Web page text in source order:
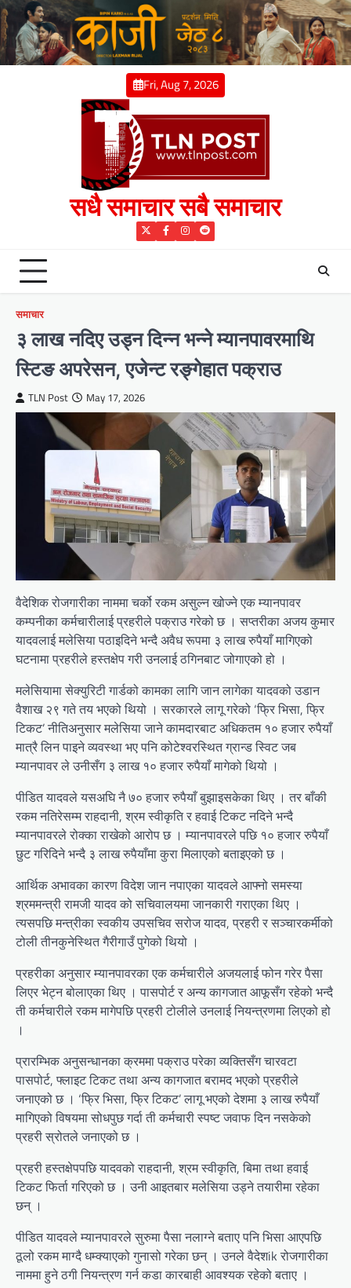
Skip
to
content
Fri, Aug 7, 2026
सधै समाचार सबै समाचार
TwitterFacebook
Instagram
Reddit
समाचार
३ लाख नदिए उड्न दिन्न भन्ने म्यानपावरमाथि
स्टिङ अपरेसन, एजेन्ट रङ्गेहात पक्राउ
TLN Post May 17, 2026
वैदेशिक रोजगारीका नाममा चर्को रकम असुल्न खोज्ने एक म्यानपावर
कम्पनीका कर्मचारीलाई प्रहरीले पक्राउ गरेको छ । सप्तरीका अजय कुमार
यादवलाई मलेसिया पठाइदिने भन्दै अवैध रूपमा ३ लाख रुपैयाँ मागिएको
घटनामा प्रहरीले हस्तक्षेप गरी उनलाई ठगिनबाट जोगाएको हो ।
मलेसियामा सेक्युरिटी गार्डको कामका लागि जान लागेका यादवको उडान
वैशाख २९ गते तय भएको थियो । सरकारले लागू गरेको ‘फ्रि भिसा, फ्रि
टिकट’ नीतिअनुसार मलेसिया जाने कामदारबाट अधिकतम १० हजार रुपैयाँ
मात्रै लिन पाइने व्यवस्था भए पनि कोटेश्वरस्थित ग्रान्ड स्विट जब
म्यानपावर ले उनीसँग ३ लाख १० हजार रुपैयाँ मागेको थियो ।
पीडित यादवले यसअघि नै ७० हजार रुपैयाँ बुझाइसकेका थिए । तर बाँकी
रकम नतिरेसम्म राहदानी, श्रम स्वीकृति र हवाई टिकट नदिने भन्दै
म्यानपावरले रोक्का राखेको आरोप छ । म्यानपावरले पछि १० हजार रुपैयाँ
छुट गरिदिने भन्दै ३ लाख रुपैयाँमा कुरा मिलाएको बताइएको छ ।
आर्थिक अभावका कारण विदेश जान नपाएका यादवले आफ्नो समस्या
श्रममन्त्री रामजी यादव को सचिवालयमा जानकारी गराएका थिए ।
त्यसपछि मन्त्रीका स्वकीय उपसचिव सरोज यादव, प्रहरी र सञ्चारकर्मीको
टोली तीनकुनेस्थित गैरीगाउँ पुगेको थियो ।
प्रहरीका अनुसार म्यानपावरका एक कर्मचारीले अजयलाई फोन गरेर पैसा
लिएर भेट्न बोलाएका थिए । पासपोर्ट र अन्य कागजात आफूसँग रहेको भन्दै
ती कर्मचारीले रकम मागेपछि प्रहरी टोलीले उनलाई नियन्त्रणमा लिएको हो
।
प्रारम्भिक अनुसन्धानका क्रममा पक्राउ परेका व्यक्तिसँग चारवटा
पासपोर्ट, फ्लाइट टिकट तथा अन्य कागजात बरामद भएको प्रहरीले
जनाएको छ । ‘फ्रि भिसा, फ्रि टिकट’ लागू भएको देशमा ३ लाख रुपैयाँ
मागिएको विषयमा सोधपुछ गर्दा ती कर्मचारी स्पष्ट जवाफ दिन नसकेको
प्रहरी स्रोतले जनाएको छ ।
प्रहरी हस्तक्षेपपछि यादवको राहदानी, श्रम स्वीकृति, बिमा तथा हवाई
टिकट फिर्ता गरिएको छ । उनी आइतबार मलेसिया उड्ने तयारीमा रहेका
छन् ।
पीडित यादवले म्यानपावरले सुरुमा पैसा नलाग्ने बताए पनि भिसा आएपछि
ठूलो रकम माग्दै धम्क्याएको गुनासो गरेका छन् । उनले वैदेशik रोजगारीका
नाममा हुने ठगी नियन्त्रण गर्न कडा कारबाही आवश्यक रहेको बताए ।